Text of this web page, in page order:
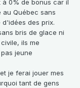
0% de bonus car il
Québec sans
des prix.
bris de glace ni
ils me
jeune
je ferai jouer mes
tant de gens